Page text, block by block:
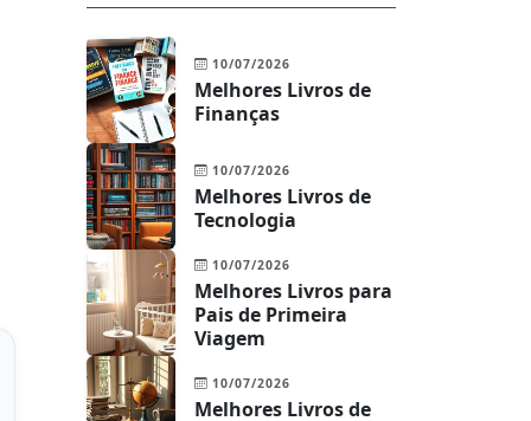
10/07/2026
Melhores Livros de
Finanças
10/07/2026
Melhores Livros de
Tecnologia
10/07/2026
Melhores Livros para
Pais de Primeira
Viagem
10/07/2026
Melhores Livros de